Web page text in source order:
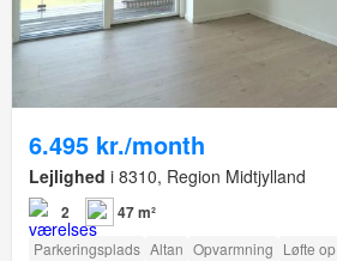
6.495 kr./month
Lejlighed i 8310, Region Midtjylland
2 47 m²
Parkeringsplads Altan Opvarmning Løfte op